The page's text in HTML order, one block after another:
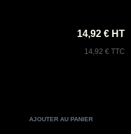
14,92 € HT
14,92 € TTC